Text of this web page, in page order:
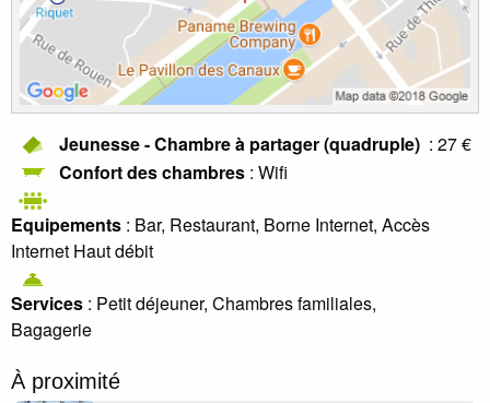
Jeunesse - Chambre à partager (quadruple) : 27 €
Confort des chambres : Wifi
Equipements : Bar, Restaurant, Borne Internet, Accès
Internet Haut débit
Services : Petit déjeuner, Chambres familiales,
Bagagerie
À proximité